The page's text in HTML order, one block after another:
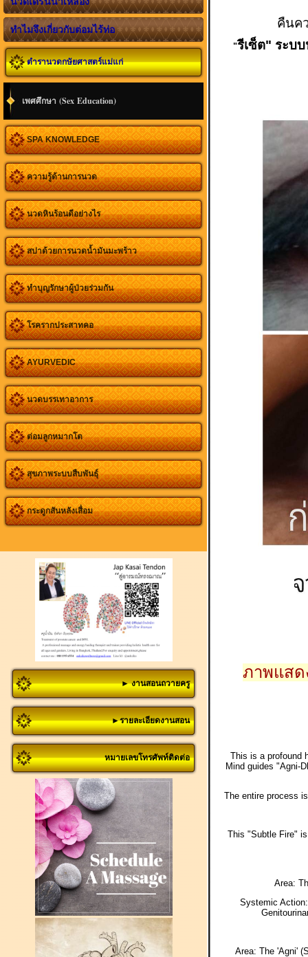
ทำไมจึงเกี่ยวกับต่อมไร้ท่อ
ตำรานวดกษัยศาสตร์แม่แก่
เพศศึกษา (Sex Education)
SPA KNOWLEDGE
ความรู้ด้านการนวด
นวดหินร้อนดีอย่างไร
สปาด้วยการนวดน้ำมันมะพร้าว
ทำบุญรักษาผู้ป่วยร่วมกัน
โรครากประสาทคอ
AYURVEDIC
นวดบรรเทาอาการ
ต่อมลูกหมากโต
สุขภาพระบบสืบพันธุ์
กระดูกสันหลังเสื่อม
► งานสอนถวายครู
►รายละเอียดงานสอน
หมายเลขโทรศัพท์ติดต่อ
คืนค
"รีเซ็ต" ระบ
ภาพแสด
This is a profound
Mind guides "Agni-
The entire process
This "Subtle Fire"
Area:
Systemic
Area: The 'Agni'